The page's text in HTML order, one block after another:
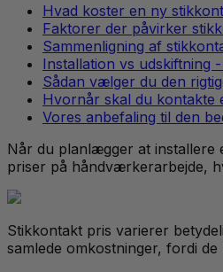
Hvad koster en ny
Faktorer der påvirker
Sammenligning af
Installation vs udskiftning
Sådan vælger du den
Hvornår skal du kontakte
Vores anbefaling til den
Når du planlægger at installere
priser på håndværkerarbejde,
Stikkontakt pris varierer
samlede omkostninger, fordi